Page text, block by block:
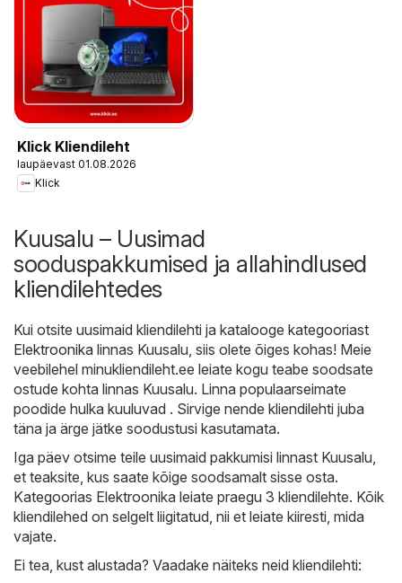
Klick Kliendileht
laupäevast 01.08.2026
Klick
Kuusalu – Uusimad
sooduspakkumised ja allahindlused
kliendilehtedes
Kui otsite uusimaid kliendilehti ja katalooge kategooriast
Elektroonika linnas Kuusalu, siis olete õiges kohas! Meie
veebilehel minukliendileht.ee leiate kogu teabe soodsate
ostude kohta linnas Kuusalu. Linna populaarseimate
poodide hulka kuuluvad . Sirvige nende kliendilehti juba
täna ja ärge jätke soodustusi kasutamata.
Iga päev otsime teile uusimaid pakkumisi linnast Kuusalu,
et teaksite, kus saate kõige soodsamalt sisse osta.
Kategoorias Elektroonika leiate praegu 3 kliendilehte. Kõik
kliendilehed on selgelt liigitatud, nii et leiate kiiresti, mida
vajate.
Ei tea, kust alustada? Vaadake näiteks neid kliendilehti: